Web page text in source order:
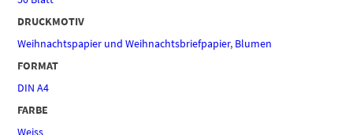
DRUCKMOTIV
Weihnachtspapier und Weihnachtsbriefpapier, Blumen
FORMAT
DIN A4
FARBE
Weiss